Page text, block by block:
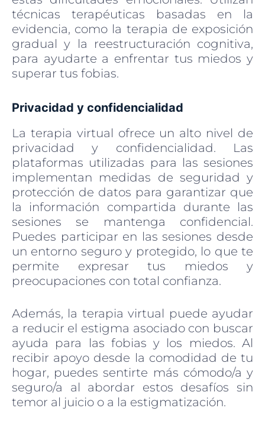
técnicas terapéuticas basadas en la
evidencia, como la terapia de exposición
gradual y la reestructuración cognitiva,
para ayudarte a enfrentar tus miedos y
superar tus fobias.
Privacidad y confidencialidad
La terapia virtual ofrece un alto nivel de
privacidad y confidencialidad. Las
plataformas utilizadas para las sesiones
implementan medidas de seguridad y
protección de datos para garantizar que
la información compartida durante las
sesiones se mantenga confidencial.
Puedes participar en las sesiones desde
un entorno seguro y protegido, lo que te
permite expresar tus miedos y
preocupaciones con total confianza.
Además, la terapia virtual puede ayudar
a reducir el estigma asociado con buscar
ayuda para las fobias y los miedos. Al
recibir apoyo desde la comodidad de tu
hogar, puedes sentirte más cómodo/a y
seguro/a al abordar estos desafíos sin
temor al juicio o a la estigmatización.